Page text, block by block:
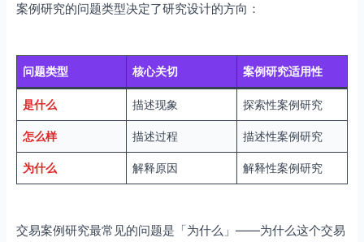
案例研究的问题类型决定了研究设计的方向：
问题类型 核心关切 案例研究适用性
是什么 描述现象 探索性案例研究
怎么样 描述过程 描述性案例研究
为什么 解释原因 解释性案例研究
交易案例研究最常见的问题是「为什么」——为什么这个交易